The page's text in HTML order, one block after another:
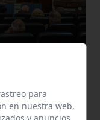
para
en nuestra web,
y anuncios